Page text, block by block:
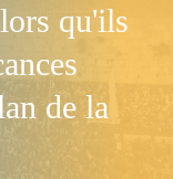
qu'ils
de la